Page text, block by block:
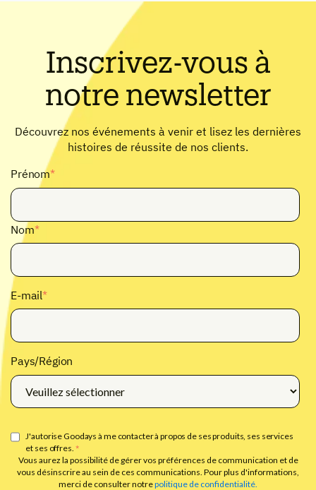
Inscrivez-vous à
notre newsletter
Découvrez nos événements à venir et lisez les dernières
histoires de réussite de nos clients.
Prénom*
Nom*
E-mail*
Pays/Région
J'autorise Goodays à me contacter à propos de ses produits, ses services
et ses offres. *
Vous aurez la possibilité de gérer vos préférences de communication et de
vous désinscrire au sein de ces communications. Pour plus d'informations,
merci de consulter notrepolitique de confidentialité.